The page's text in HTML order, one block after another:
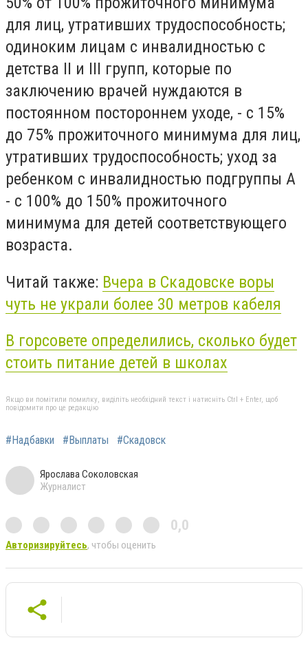
для лиц, утративших трудоспособность;
одиноким лицам с инвалидностью с
детства II и III групп, которые по
заключению врачей нуждаются в
постоянном постороннем уходе, - с 15%
до 75% прожиточного минимума для лиц,
утративших трудоспособность; уход за
ребенком с инвалидностью подгруппы А
- с 100% до 150% прожиточного
минимума для детей соответствующего
возраста.
Читай также: Вчера в Скадовске воры
чуть не украли более 30 метров кабеля
В горсовете определились, сколько будет
стоить питание детей в школах
Якщо ви помітили помилку, виділіть необхідний текст і натисніть Ctrl + Enter, щоб
повідомити про це редакцію
#Надбавки #Выплаты #Скадовск
Ярослава Соколовская
Журналист
0,0
Авторизируйтесь, чтобы оценить